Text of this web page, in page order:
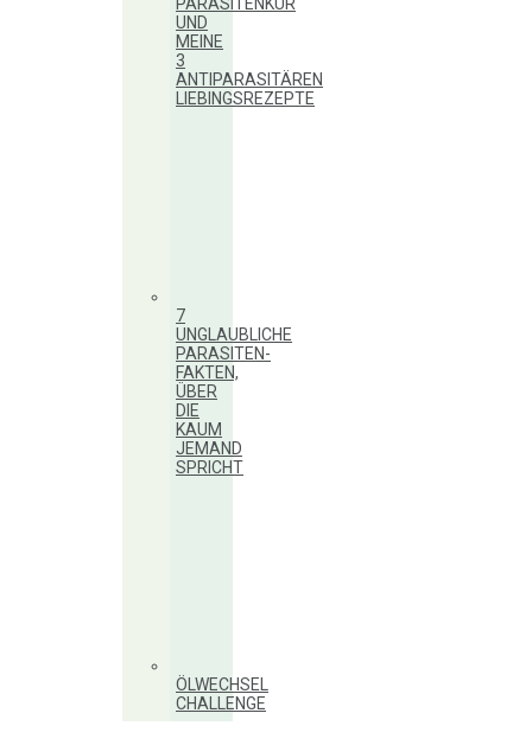
UND
MEINE
3
ANTIPARASITÄREN
LIEBINGSREZEPTE
7
UNGLAUBLICHE
PARASITEN-
FAKTEN,
ÜBER
DIE
KAUM
JEMAND
SPRICHT
ÖLWECHSEL
CHALLENGE